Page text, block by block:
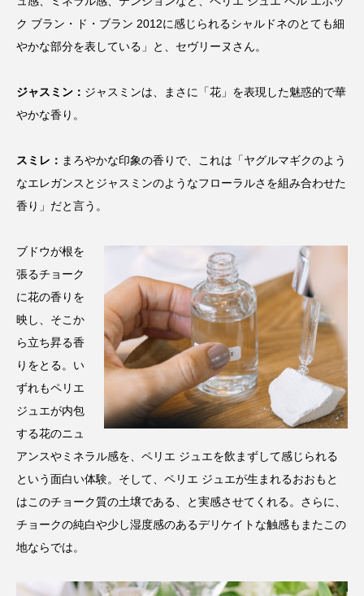
ク ブラン・ド・ブラン 2012に感じられるシャルドネのとても細
やかな部分を表している」と、セヴリーヌさん。
ジャスミン： ジャスミンは、まさに「花」を表現した魅惑的で華
やかな香り。
スミレ： まろやかな印象の香りで、これは「ヤグルマギクのよう
なエレガンスとジャスミンのようなフローラルさを組み合わせた
香り」だと言う。
ブドウが根を
張るチョーク
に花の香りを
映し、そこか
ら立ち昇る香
りをとる。い
ずれもペリエ
ジュエが内包
する花のニュ
アンスやミネラル感を、ペリエ ジュエを飲まずして感じられる
という面白い体験。そして、ペリエ ジュエが生まれるおおもと
はこのチョーク質の土壌である、と実感させてくれる。さらに、
チョークの純白や少し湿度感のあるデリケイトな触感もまたこの
地ならでは。